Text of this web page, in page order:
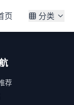
页 分类
荐